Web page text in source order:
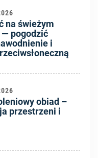
na świeżym
pogodzić
i
obiad –
przestrzeni i